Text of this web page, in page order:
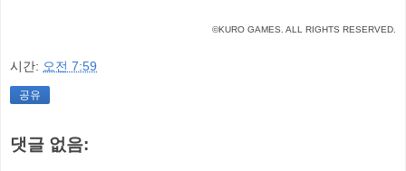
©KURO GAMES. ALL RIGHTS RESERVED.
시간: 오전 7:59
공유
댓글 없음: